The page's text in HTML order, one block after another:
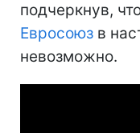
подчеркнув,
Евросоюз в
невозможно.